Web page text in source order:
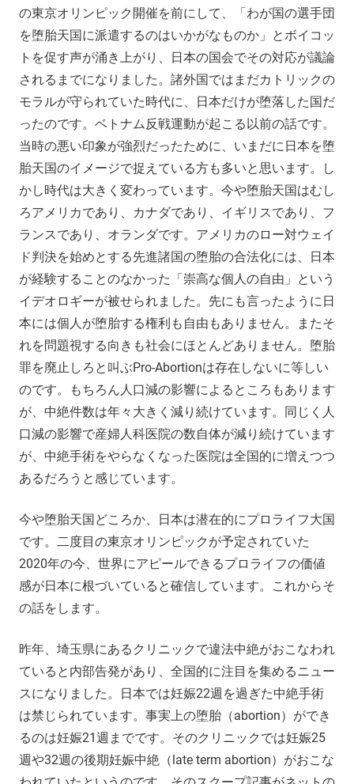
の東京オリンピック開催を前にして、「わが国の選手団
を堕胎天国に派遣するのはいかがなものか」とボイコッ
トを促す声が涌き上がり、日本の国会でその対応が議論
されるまでになりました。諸外国ではまだカトリックの
モラルが守られていた時代に、日本だけが堕落した国だ
ったのです。ベトナム反戦運動が起こる以前の話です。
当時の悪い印象が強烈だったために、いまだに日本を堕
胎天国のイメージで捉えている方も多いと思います。し
かし時代は大きく変わっています。今や堕胎天国はむし
ろアメリカであり、カナダであり、イギリスであり、フ
ランスであり、オランダです。アメリカのロー対ウェイ
ド判決を始めとする先進諸国の堕胎の合法化には、日本
が経験することのなかった「崇高な個人の自由」という
イデオロギーが被せられました。先にも言ったように日
本には個人が堕胎する権利も自由もありません。またそ
れを問題視する向きも社会にほとんどありません。堕胎
罪を廃止しろと叫ぶPro-Abortionは存在しないに等しい
のです。もちろん人口減の影響によるところもあります
が、中絶件数は年々大きく減り続けています。同じく人
口減の影響で産婦人科医院の数自体が減り続けています
が、中絶手術をやらなくなった医院は全国的に増えつつ
あるだろうと感じています。
今や堕胎天国どころか、日本は潜在的にプロライフ大国
です。二度目の東京オリンピックが予定されていた
2020年の今、世界にアピールできるプロライフの価値
感が日本に根づいていると確信しています。これからそ
の話をします。
昨年、埼玉県にあるクリニックで違法中絶がおこなわれ
ていると内部告発があり、全国的に注目を集めるニュー
スになりました。日本では妊娠22週を過ぎた中絶手術
は禁じられています。事実上の堕胎（abortion）ができ
るのは妊娠21週までです。そのクリニックでは妊娠25
週や32週の後期妊娠中絶（late term abortion）がおこな